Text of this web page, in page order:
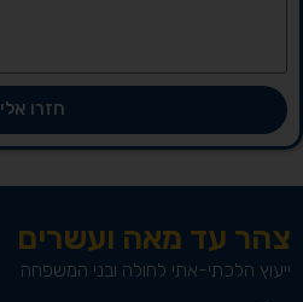
חזרו אלי
צהר עד מאה ועשרים
ייעוץ הלכתי-אתי לחולה ובני המשפחה